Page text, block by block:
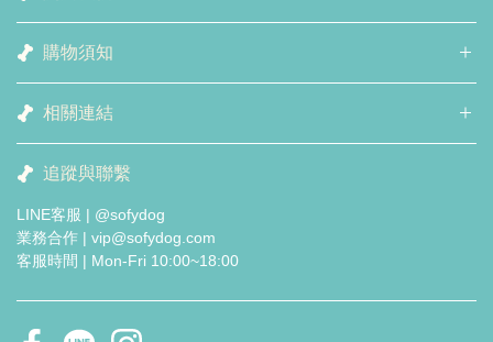
購物須知
相關連結
追蹤與聯繫
LINE客服 | @sofydog
業務合作 | vip@sofydog.com
客服時間 | Mon-Fri 10:00~18:00